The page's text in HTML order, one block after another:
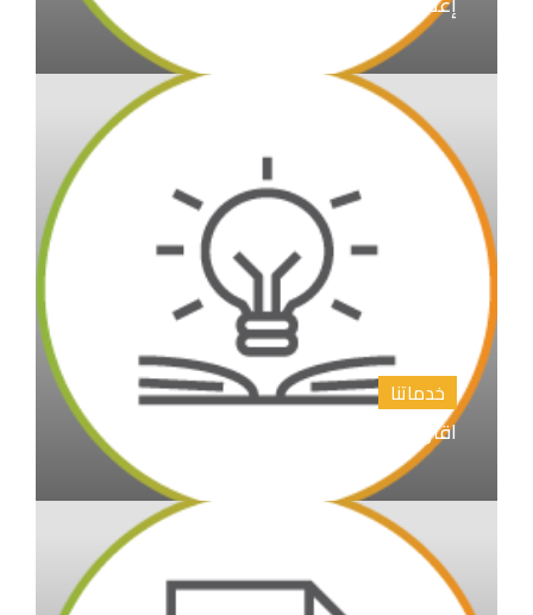
خدماتنا
اقتراح عناوين رسائل الماجستير والدكتوراة